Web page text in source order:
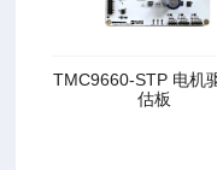
TMC9660-STP 电机
估板